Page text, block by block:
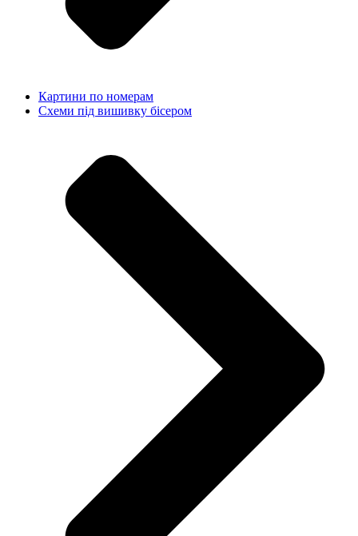
Картини по номерам
Схеми під вишивку бісером